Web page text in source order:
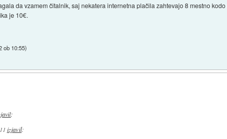
da vzamem čitalnik, saj nekatera internetna plačila zahtevajo 8 mestno
je 10€.
ob 10:55)
:
izjavil: